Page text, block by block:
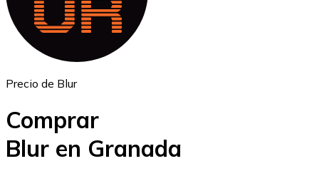
Precio de Blur
Comprar
Blur en Granada